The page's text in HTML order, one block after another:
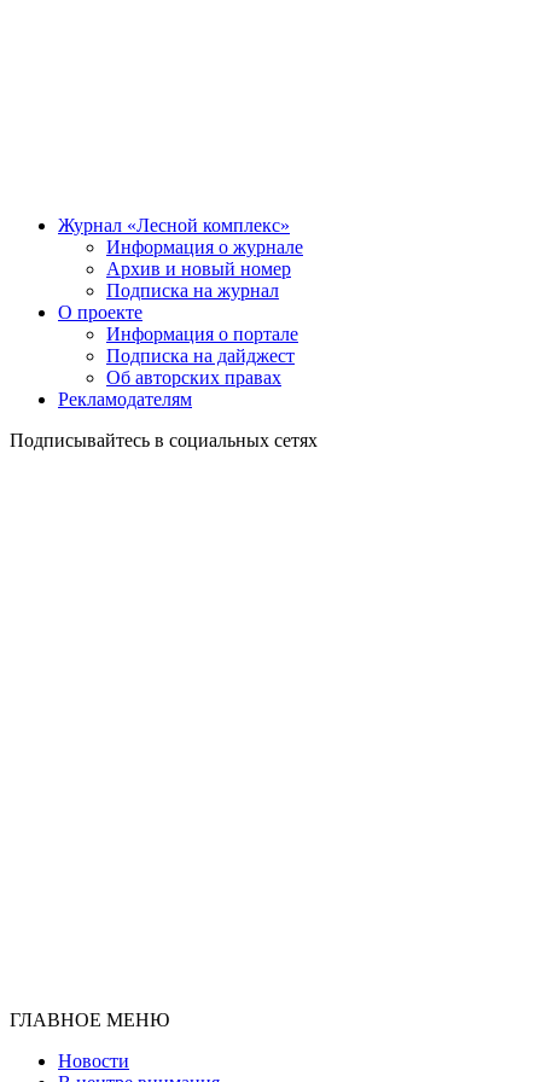
Журнал «Лесной комплекс»
Информация о журнале
Архив и новый номер
Подписка на журнал
О проекте
Информация о портале
Подписка на дайджест
Об авторских правах
Рекламодателям
Подписывайтесь в социальных сетях
ГЛАВНОЕ МЕНЮ
Новости